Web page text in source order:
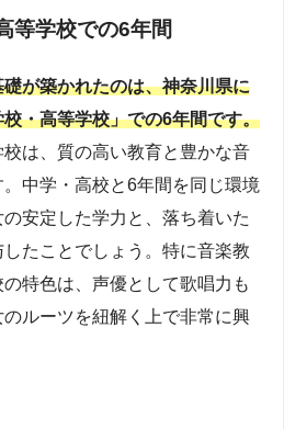
等学校での6年間
が築かれたのは、神奈川県に
・高等学校」での6年間です。
は、質の高い教育と豊かな音
中学・高校と6年間を同じ環境
安定した学力と、落ち着いた
たことでしょう。特に音楽教
特色は、声優として歌唱力も
ルーツを紐解く上で非常に興